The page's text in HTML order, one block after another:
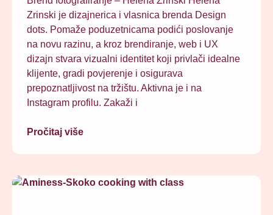
Zrinski je dizajnerica i vlasnica brenda Design
dots. Pomaže poduzetnicama podići poslovanje
na novu razinu, a kroz brendiranje, web i UX
dizajn stvara vizualni identitet koji privlači idealne
klijente, gradi povjerenje i osigurava
prepoznatljivost na tržištu. Aktivna je i na
Instagram profilu. Zakaži i
Pročitaj više